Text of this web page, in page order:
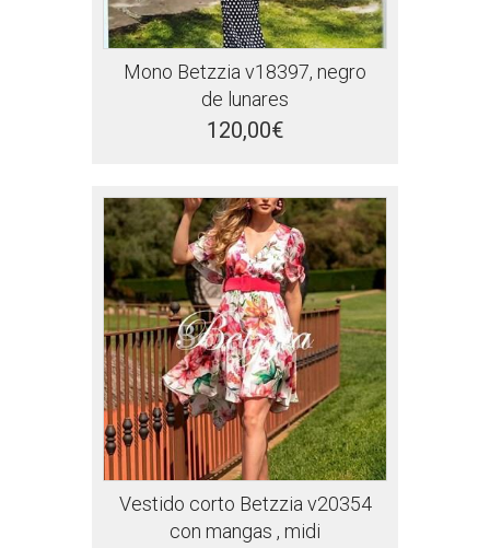
Mono Betzzia v18397, negro
de lunares
120,00€
Vestido corto Betzzia v20354
con mangas , midi